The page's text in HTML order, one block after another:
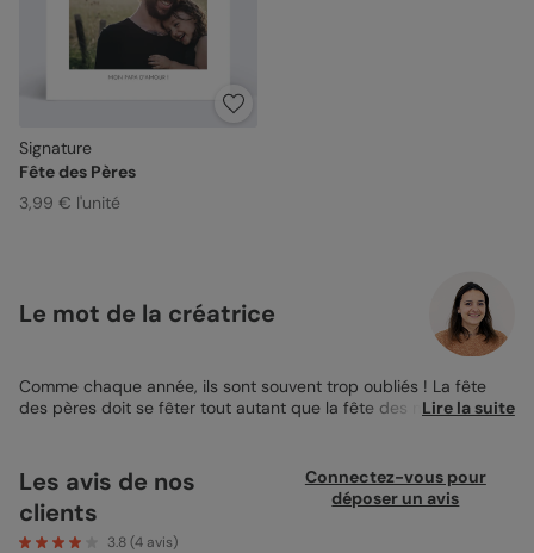
Signature
Fête des Pères
3,99 € l'unité
Le mot de la créatrice
Comme chaque année, ils sont souvent trop oubliés ! La fête
des pères doit se fêter tout autant que la fête des mères. C’est
maman a acheté pour vous ? Vous avez fait le tour et cette
année vous n’êtes pas là pour le lui souhaiter… Impossible de ne
pas lui montrer que vous pensez à lui avec la Carte Fête des
Pères Signature ! En allant chercher le courrier, rien de tel
Lire la suite
Les avis de nos
clients
3.8(4 avis)
Connectez-vous pour
déposer un avis